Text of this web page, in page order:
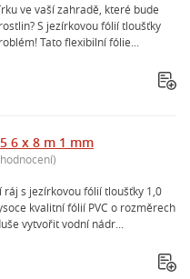
ve vaší zahradě, které bude
S jezírkovou fólií tloušťky
Tato flexibilní fólie...
6 x 8 m 1 mm
ráj s jezírkovou fólií tloušťky 1,0
kvalitní fólií PVC o rozměrech
vytvořit vodní nádr...